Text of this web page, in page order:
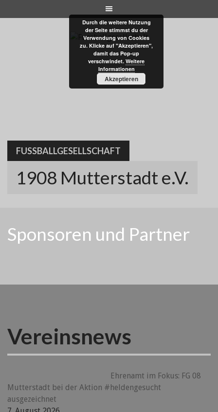
to
FUSSBALLGESELLSCHAFT
1908 Mutterstadt e.V.
Sponsoren und Partner
Vereinsnews
Ehrenamt im Fokus: FG 08
Mutterstadt bei der Aktion #heldengesucht
ausgezeichnet
Durch die weitere Nutzung
der Seite stimmst du der
Verwendung von Cookies
zu. Klicke auf "Akzeptieren",
damit das Pop-up
verschwindet. Weitere
Informationen
Akzeptieren